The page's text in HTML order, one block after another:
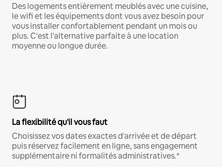
Des logements entièrement meublés avec une cuisine,
le wifi et les équipements dont vous avez besoin pour
vous installer confortablement pendant un mois ou
plus. C'est l'alternative parfaite à une location
moyenne ou longue durée.
La flexibilité qu'il vous faut
Choisissez vos dates exactes d'arrivée et de départ
puis réservez facilement en ligne, sans engagement
supplémentaire ni formalités administratives.*